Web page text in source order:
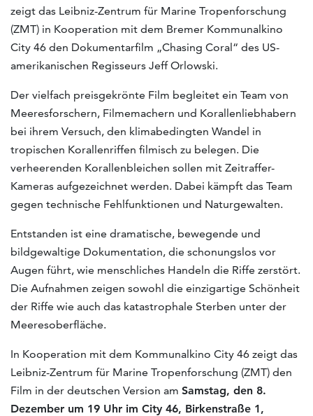
zeigt das Leibniz-Zentrum für Marine Tropenforschung
(ZMT) in Kooperation mit dem Bremer Kommunalkino
City 46 den Dokumentarfilm „Chasing Coral“ des US-
amerikanischen Regisseurs Jeff Orlowski.
Der vielfach preisgekrönte Film begleitet ein Team von
Meeresforschern, Filmemachern und Korallenliebhabern
bei ihrem Versuch, den klimabedingten Wandel in
tropischen Korallenriffen filmisch zu belegen. Die
verheerenden Korallenbleichen sollen mit Zeitraffer-
Kameras aufgezeichnet werden. Dabei kämpft das Team
gegen technische Fehlfunktionen und Naturgewalten.
Entstanden ist eine dramatische, bewegende und
bildgewaltige Dokumentation, die schonungslos vor
Augen führt, wie menschliches Handeln die Riffe zerstört.
Die Aufnahmen zeigen sowohl die einzigartige Schönheit
der Riffe wie auch das katastrophale Sterben unter der
Meeresoberfläche.
In Kooperation mit dem Kommunalkino City 46 zeigt das
Leibniz-Zentrum für Marine Tropenforschung (ZMT) den
Film in der deutschen Version am Samstag, den 8.
Dezember um 19 Uhr im City 46, Birkenstraße 1,